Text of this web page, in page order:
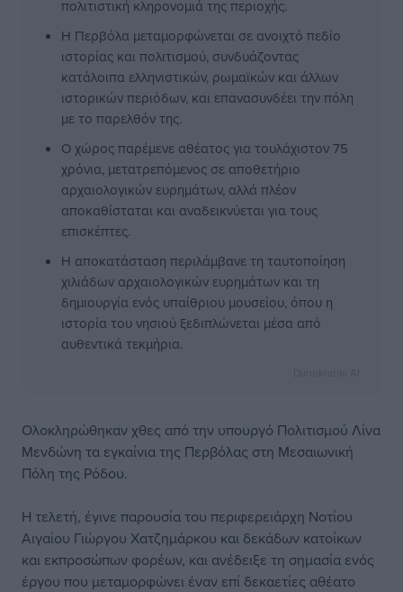
πολιτιστική κληρονομιά της περιοχής.
Η Περβόλα μεταμορφώνεται σε ανοιχτό πεδίο
ιστορίας και πολιτισμού, συνδυάζοντας
κατάλοιπα ελληνιστικών, ρωμαϊκών και άλλων
ιστορικών περιόδων, και επανασυνδέει την πόλη
με το παρελθόν της.
Ο χώρος παρέμενε αθέατος για τουλάχιστον 75
χρόνια, μετατρεπόμενος σε αποθετήριο
αρχαιολογικών ευρημάτων, αλλά πλέον
αποκαθίσταται και αναδεικνύεται για τους
επισκέπτες.
Η αποκατάσταση περιλάμβανε τη ταυτοποίηση
χιλιάδων αρχαιολογικών ευρημάτων και τη
δημιουργία ενός υπαίθριου μουσείου, όπου η
ιστορία του νησιού ξεδιπλώνεται μέσα από
αυθεντικά τεκμήρια.
Ολοκληρώθηκαν χθες από την υπουργό Πολιτισμού Λίνα
Μενδώνη τα εγκαίνια της Περβόλας στη Μεσαιωνική
Πόλη της Ρόδου.
Η τελετή, έγινε παρουσία του περιφερειάρχη Νοτίου
Αιγαίου Γιώργου Χατζημάρκου και δεκάδων κατοίκων
και εκπροσώπων φορέων, και ανέδειξε τη σημασία ενός
έργου που μεταμορφώνει έναν επί δεκαετίες αθέατο